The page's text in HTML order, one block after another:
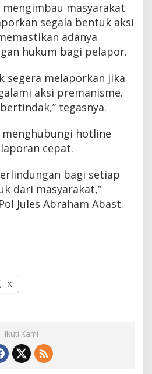
mengimbau masyarakat
segala bentuk aksi
adanya
hukum bagi pelapor.
segera melaporkan jika
aksi premanisme.
tegasnya.
hotline
cepat.
bagi setiap
dari masyarakat,”
Jules Abraham Abast.
X
Ikuti Kami